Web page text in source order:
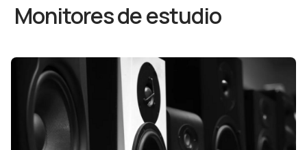
Monitores de estudio